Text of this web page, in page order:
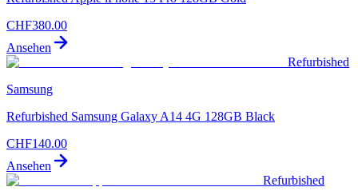
CHF380.00
Ansehen
Refurbished
Samsung
Refurbished Samsung Galaxy A14 4G 128GB Black
CHF140.00
Ansehen
Refurbished